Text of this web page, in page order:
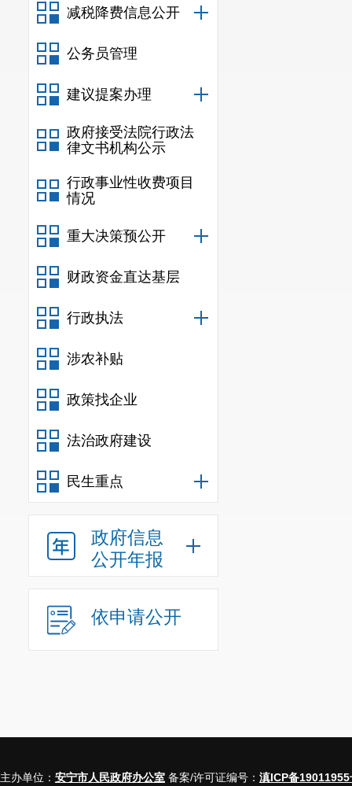
减税降费信息公开
公务员管理
建议提案办理
政府接受法院行政法
律文书机构公示
行政事业性收费项目
情况
重大决策预公开
财政资金直达基层
行政执法
涉农补贴
政策找企业
法治政府建设
民生重点
政府信息
公开年报
依申请公开
主办单位： 安宁市人民政府办公室 备案/许可证编号： 滇ICP备